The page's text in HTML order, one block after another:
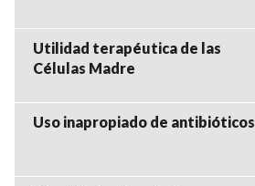
Utilidad terapéutica de las
Células Madre
Uso inapropiado de antibióticos